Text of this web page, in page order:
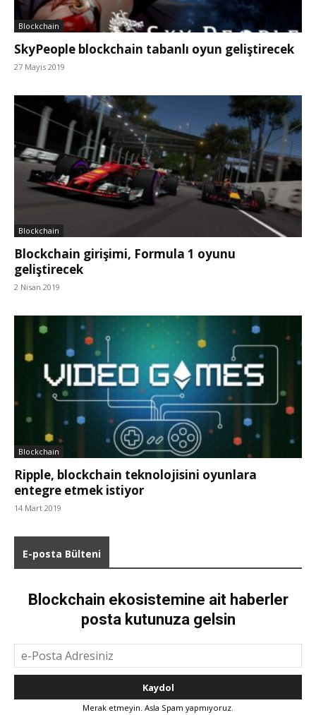
Blockchain
SkyPeople blockchain tabanlı oyun geliştirecek
27 Mayıs 2019
Blockchain
Blockchain girişimi, Formula 1 oyunu
geliştirecek
2 Nisan 2019
Blockchain
Ripple, blockchain teknolojisini oyunlara
entegre etmek istiyor
14 Mart 2019
E-posta Bülteni
Blockchain ekosistemine ait haberler
posta kutunuza gelsin
Merak etmeyin. Asla Spam yapmıyoruz.